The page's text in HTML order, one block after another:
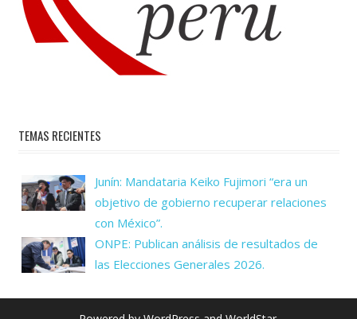
TEMAS RECIENTES
Junín: Mandataria Keiko Fujimori “era un
objetivo de gobierno recuperar relaciones
con México”.
ONPE: Publican análisis de resultados de
las Elecciones Generales 2026.